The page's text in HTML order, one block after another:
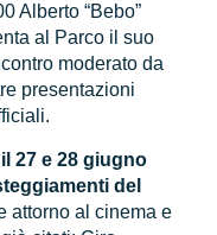
Alberto “Bebo”
al Parco il suo
moderato da
presentazioni
il 27 e 28 giugno
del
attorno al cinema e